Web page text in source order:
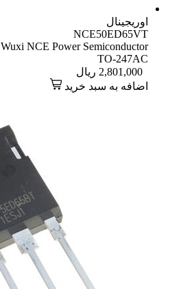
اوریجینال
NCE50ED65VT
Wuxi NCE Power Semiconductor
TO-247AC
2,801,000 ریال
اضافه به سبد خرید